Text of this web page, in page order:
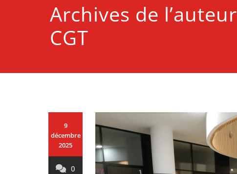
Archives de l’auteur
CGT
9
décembre
2025
0